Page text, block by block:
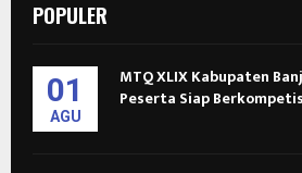
POPULER
01
AGU
MTQ XLIX Kabupaten
Peserta Siap